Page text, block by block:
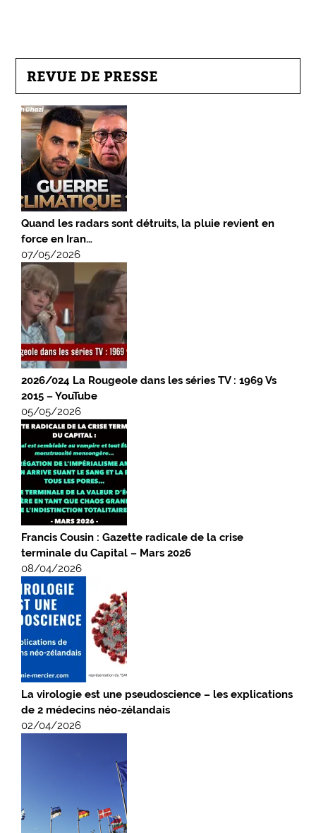
REVUE DE PRESSE
Quand les radars sont détruits, la pluie revient en
force en Iran…
07/05/2026
2026/024 La Rougeole dans les séries TV : 1969 Vs
2015 – YouTube
05/05/2026
Francis Cousin : Gazette radicale de la crise
terminale du Capital – Mars 2026
08/04/2026
La virologie est une pseudoscience – les explications
de 2 médecins néo-zélandais
02/04/2026